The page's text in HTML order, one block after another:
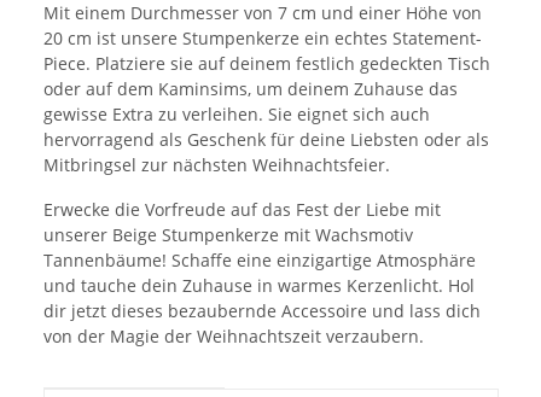
Mit einem Durchmesser von 7 cm und einer Höhe von
20 cm ist unsere Stumpenkerze ein echtes Statement-
Piece. Platziere sie auf deinem festlich gedeckten Tisch
oder auf dem Kaminsims, um deinem Zuhause das
gewisse Extra zu verleihen. Sie eignet sich auch
hervorragend als Geschenk für deine Liebsten oder als
Mitbringsel zur nächsten Weihnachtsfeier.
Erwecke die Vorfreude auf das Fest der Liebe mit
unserer Beige Stumpenkerze mit Wachsmotiv
Tannenbäume! Schaffe eine einzigartige Atmosphäre
und tauche dein Zuhause in warmes Kerzenlicht. Hol
dir jetzt dieses bezaubernde Accessoire und lass dich
von der Magie der Weihnachtszeit verzaubern.